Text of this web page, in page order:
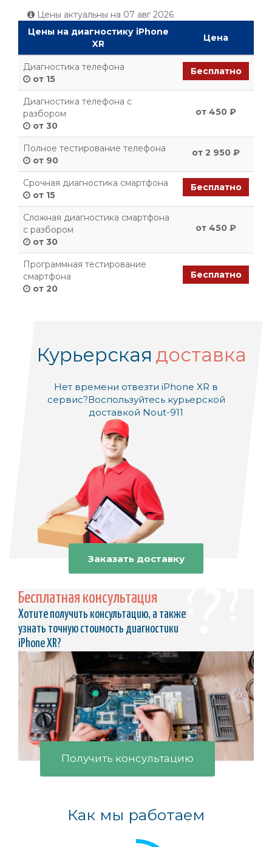
Цены актуальны на 07 авг 2026
Цены на диагностику iPhone
XR
Цена
Диагностика телефона
от 15
Бесплатно
Диагностика телефона с
разбором
от 30
от 450 ₽
Полное тестирование телефона
от 90
от 2 950 ₽
Срочная диагностика смартфона
от 15
Бесплатно
Сложная диагностика смартфона
с разбором
от 30
от 450 ₽
Программная тестирование
смартфона
от 20
Бесплатно
Курьерская доставка
Нет времени отвезти iPhone XR в
сервис?Воспользуйтесь курьерской
доставкой Nout-911
Заказать доставку
Бесплатная консультация
Хотите получить консультацию, а также
узнать точную стоимость диагностики
iPhone XR?
Получить консультацию
Как мы работаем